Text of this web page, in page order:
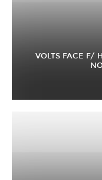
VOLTS FACE F/